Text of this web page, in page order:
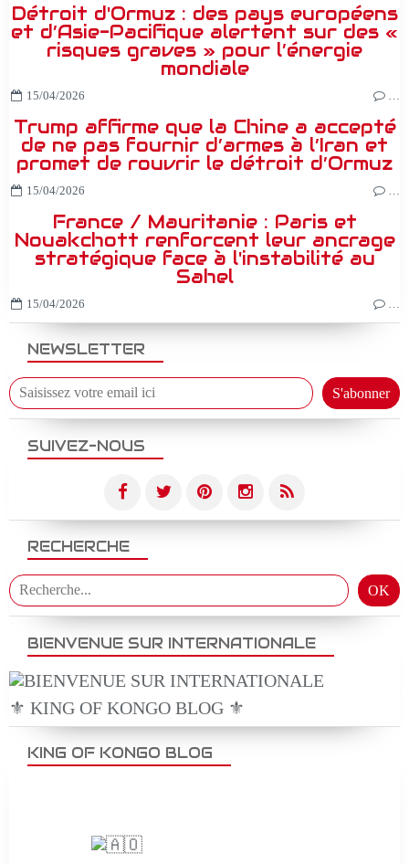
NEWSLETTER
SUIVEZ-NOUS
RECHERCHE
BIENVENUE SUR INTERNATIONALE
⚜️ KING OF KONGO BLOG ⚜️
Détroit d'Ormuz : des pays européens
et d’Asie-Pacifique alertent sur des «
risques graves » pour l’énergie
mondiale
15/04/2026 …
Trump affirme que la Chine a accepté
de ne pas fournir d’armes à l’Iran et
promet de rouvrir le détroit d’Ormuz
15/04/2026 …
France / Mauritanie : Paris et
Nouakchott renforcent leur ancrage
stratégique face à l'instabilité au
Sahel
15/04/2026 …
KING OF KONGO BLOG